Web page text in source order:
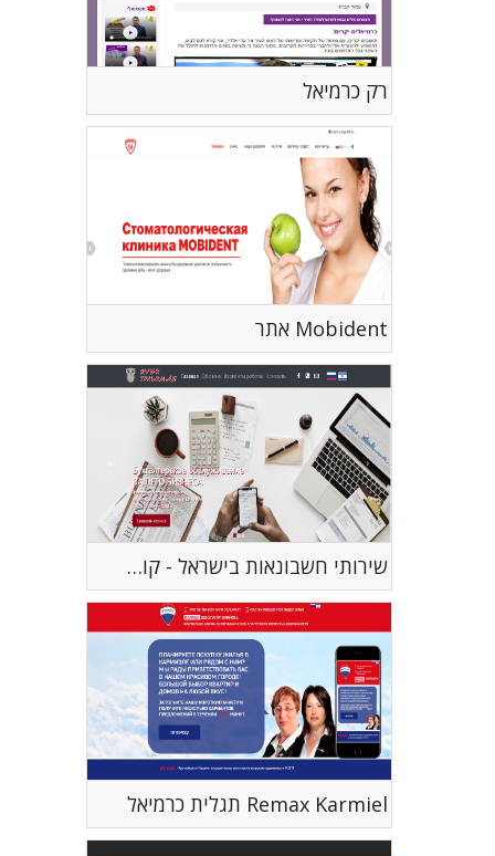
רק כרמיאל
Mobident אתר
שירותי חשבונאות בישראל - קובי חולצמן
Remax Karmiel תגלית כרמיאל